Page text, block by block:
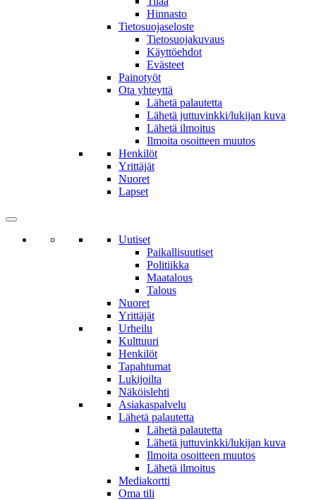
Hinnasto
Tietosuojaseloste
Tietosuojakuvaus
Käyttöehdot
Evästeet
Painotyöt
Ota yhteyttä
Lähetä palautetta
Lähetä juttuvinkki/lukijan kuva
Lähetä ilmoitus
Ilmoita osoitteen muutos
Henkilöt
Yrittäjät
Nuoret
Lapset
Uutiset
Paikallisuutiset
Politiikka
Maatalous
Talous
Nuoret
Yrittäjät
Urheilu
Kulttuuri
Henkilöt
Tapahtumat
Lukijoilta
Näköislehti
Asiakaspalvelu
Lähetä palautetta
Lähetä palautetta
Lähetä juttuvinkki/lukijan kuva
Ilmoita osoitteen muutos
Lähetä ilmoitus
Mediakortti
Oma tili